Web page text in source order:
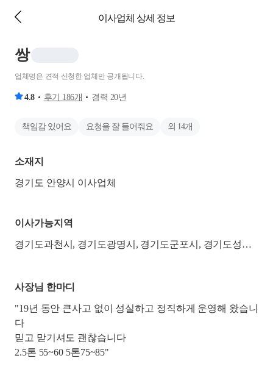
이사업체 상세 정보
쌍
업체명은 견적 신청한 업체만 공개됩니다.
4.8 후기 186개 경력 20년
책임감 있어요 요청을 잘 들어줘요 외 14개
소재지
경기도 안양시 이사업체
이사가능지역
경기도과천시, 경기도광명시, 경기도군포시, 경기도성남시분당구, 경기도시흥시, 경기도안양시동안구, 경기도안양시만안구, 경기도의왕시, 서울특별시강남구, 서울특별시강동구, 서울특별시관악구, 서울특별시구로구, 서울특별시금천구, 서울특별시마포구, 서울특별시서초구, 서울특별시성동구, 서울특별시송파구, 서울특별시영등포구, 서울특별시용산구
사장님 한마디
"19년 동안 큰사고 없이 성실하고 정직하게 운영해 왔습니
다
믿고 맏기셔도 괜찮습니다
2.5톤 55~60 5톤75~85"